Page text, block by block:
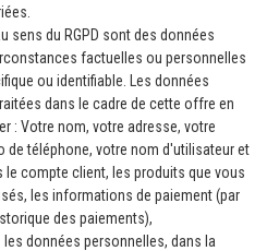
sens du RGPD sont des données
factuelles ou personnelles
ou identifiable. Les données
dans le cadre de cette offre en
: Votre nom, votre adresse, votre
de téléphone, votre nom d'utilisateur et
le compte client, les produits que vous
les informations de paiement (par
des paiements),
données personnelles, dans la